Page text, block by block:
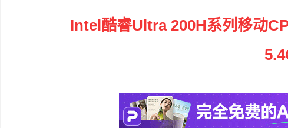
Intel酷睿Ultra 200H系列移动